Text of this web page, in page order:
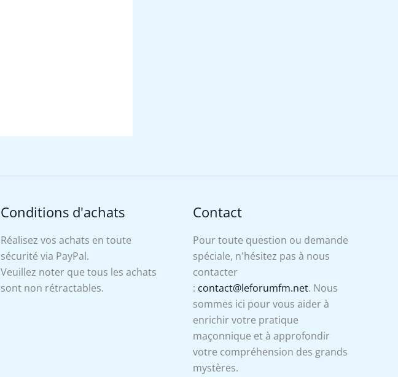
Conditions d'achats
Réalisez vos achats en toute
sécurité via PayPal.
Veuillez noter que tous les achats
sont non rétractables.
Contact
Pour toute question ou demande
spéciale, n'hésitez pas à nous
contacter
: contact@leforumfm.net. Nous
sommes ici pour vous aider à
enrichir votre pratique
maçonnique et à approfondir
votre compréhension des grands
mystères.